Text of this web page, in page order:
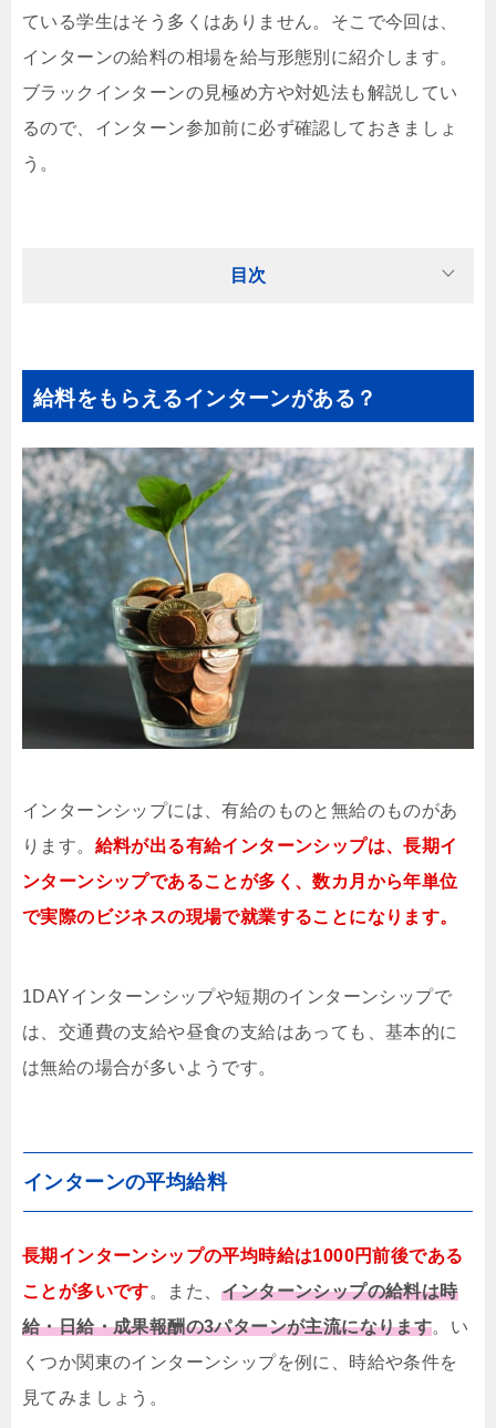
ている学生はそう多くはありません。そこで今回は、
インターンの給料の相場を給与形態別に紹介します。
ブラックインターンの見極め方や対処法も解説してい
るので、インターン参加前に必ず確認しておきましょ
う。
目次
給料をもらえるインターンがある？
インターンシップには、有給のものと無給のものがあ
ります。 給料が出る有給インターンシップは、長期イ
ンターンシップであることが多く、数カ月から年単位
で実際のビジネスの現場で就業することになります。
1DAYインターンシップや短期のインターンシップで
は、交通費の支給や昼食の支給はあっても、基本的に
は無給の場合が多いようです。
インターンの平均給料
長期インターンシップの平均時給は1000円前後である
ことが多いです。 また、インターンシップの給料は時
給・日給・成果報酬の3パターンが主流になります。 い
くつか関東のインターンシップを例に、時給や条件を
見てみましょう。